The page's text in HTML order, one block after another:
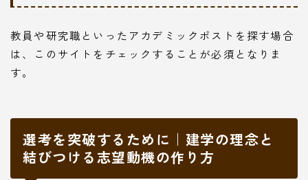
教員や研究職といったアカデミックポストを探す場合
は、このサイトをチェックすることが必須となりま
す。
選考を突破するために｜建学の理念と
結びつける志望動機の作り方